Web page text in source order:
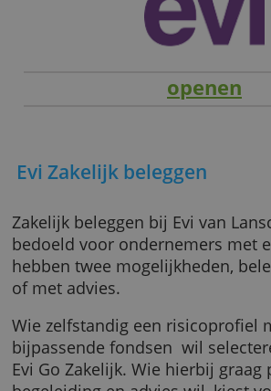
Evi Zakelijk beleggen
Zakelijk beleggen bij Evi van
bedoeld voor ondernemers
hebben twee
of met advies.